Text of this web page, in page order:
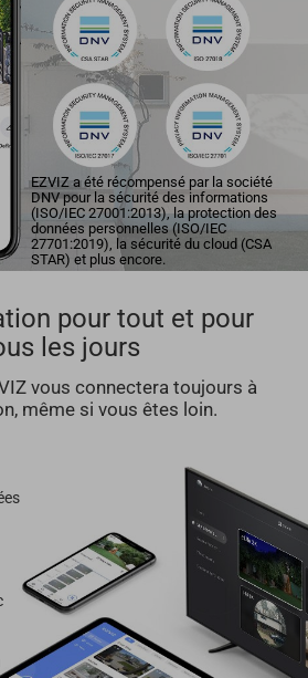
EZVIZ a été récompensé par la société
DNV pour la sécurité des informations
(ISO/IEC 27001:2013), la protection des
données personnelles (ISO/IEC
27701:2019), la sécurité du cloud (CSA
STAR) et plus encore.
pour tout et pour
les jours
vous connectera toujours à
même si vous êtes loin.